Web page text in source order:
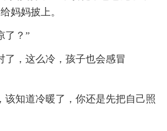
妈妈披上。
？”
，这么冷，孩子也会感冒
知道冷暖了，你还是先把自己照